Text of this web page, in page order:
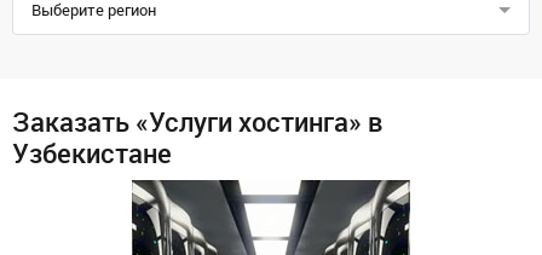
Выберите регион
Заказать «Услуги хостинга» в
Узбекистане